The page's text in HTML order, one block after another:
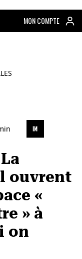
MON COMPTE
ouvrent
«
» à
on